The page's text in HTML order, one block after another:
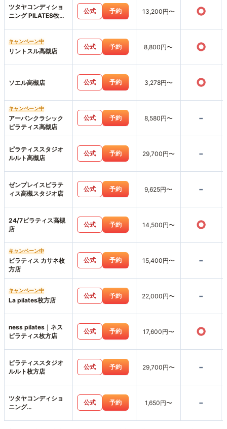
ツタヤコンディショ
ニング PILATES牧野
公式 予約 13,200円〜 ○
キャンペーン中
リントスル高槻店
公式 予約 8,800円〜 ○
ソエル高槻店 公式 予約 3,278円〜 ○
キャンペーン中
アーバンクラシック
ピラティス高槻店
公式 予約 8,580円〜 -
ピラティススタジオ
ルルト高槻店
公式 予約 29,700円〜 -
ゼンプレイスピラテ
ィス高槻スタジオ店
公式 予約 9,625円〜 -
24/7ピラティス高槻
店
公式 予約 14,500円〜 ○
キャンペーン中
ピラティス カサネ枚
方店
公式 予約 15,400円〜 -
キャンペーン中
La pilates枚方店
公式 予約 22,000円〜 -
ness pilates｜ネス
ピラティス枚方店
公式 予約 17,600円〜 ○
ピラティススタジオ
ルルト枚方店
公式 予約 29,700円〜 -
ツタヤコンディショ
ニング
公式 予約 1,650円〜 -